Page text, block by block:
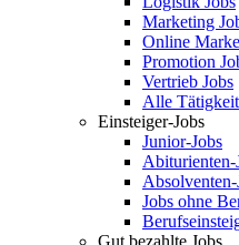
Marketing
Online
Promotion
Vertrieb Jobs
Alle
Einsteiger-Jobs
Junior-Jobs
Abiturienten-
Absolventen-
Jobs ohne
Gut bezahlte Jobs